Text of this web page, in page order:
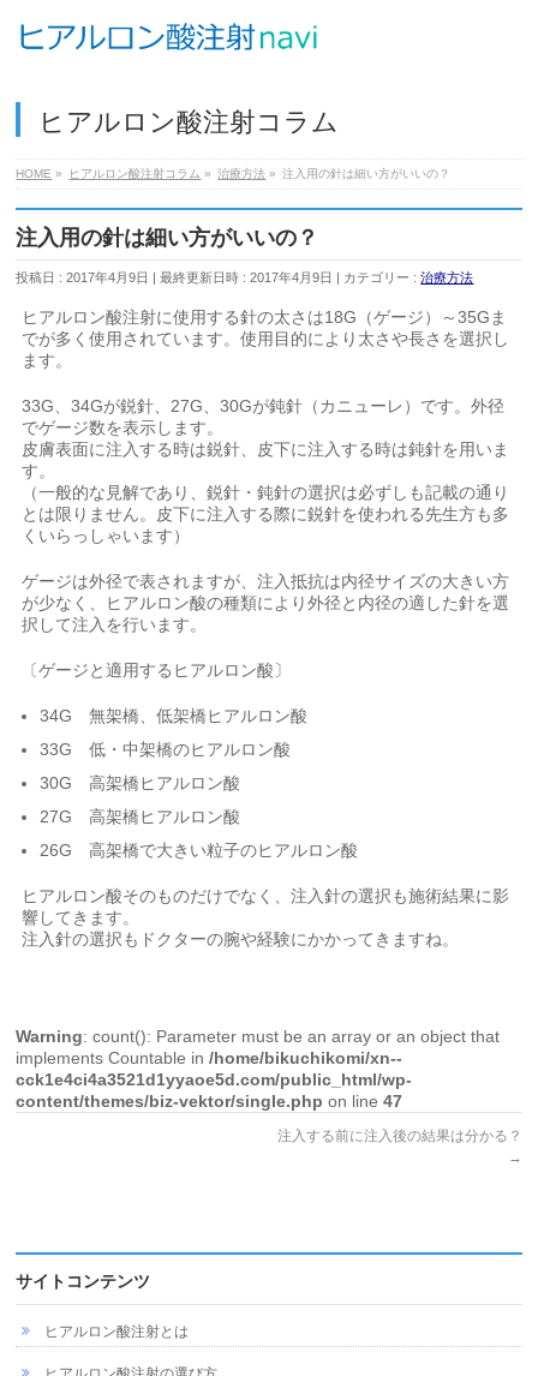
ヒアルロン酸注射コラム
HOME » ヒアルロン酸注射コラム » 治療方法 » 注入用の針は細い方がいいの？
注入用の針は細い方がいいの？
投稿日 : 2017年4月9日 最終更新日時 : 2017年4月9日 カテゴリー :治療方法
ヒアルロン酸注射に使用する針の太さは18G（ゲージ）～35Gま
でが多く使用されています。使用目的により太さや長さを選択し
ます。
33G、34Gが鋭針、27G、30Gが鈍針（カニューレ）です。外径
でゲージ数を表示します。
皮膚表面に注入する時は鋭針、皮下に注入する時は鈍針を用いま
す。
（一般的な見解であり、鋭針・鈍針の選択は必ずしも記載の通り
とは限りません。皮下に注入する際に鋭針を使われる先生方も多
くいらっしゃいます）
ゲージは外径で表されますが、注入抵抗は内径サイズの大きい方
が少なく、ヒアルロン酸の種類により外径と内径の適した針を選
択して注入を行います。
〔ゲージと適用するヒアルロン酸〕
34G 無架橋、低架橋ヒアルロン酸
33G 低・中架橋のヒアルロン酸
30G 高架橋ヒアルロン酸
27G 高架橋ヒアルロン酸
26G 高架橋で大きい粒子のヒアルロン酸
ヒアルロン酸そのものだけでなく、注入針の選択も施術結果に影
響してきます。
注入針の選択もドクターの腕や経験にかかってきますね。
Warning: count(): Parameter must be an array or an object that
implements Countable in/home/bikuchikomi/xn--
cck1e4ci4a3521d1yyaoe5d.com/public_html/wp-
content/themes/biz-vektor/single.php on line47
注入する前に注入後の結果は分かる？
→
サイトコンテンツ
ヒアルロン酸注射とは